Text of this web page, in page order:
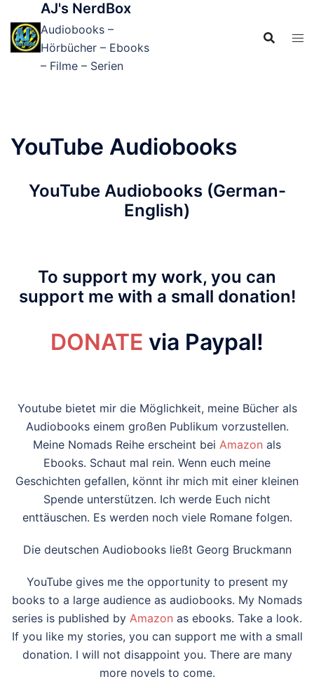
Inhalt
springen
AJ's NerdBox
Audiobooks –
Hörbücher – Ebooks
– Filme – Serien
YouTube Audiobooks
YouTube Audiobooks (German-
English)
To support my work, you can
support me with a small donation!
DONATE via Paypal!
Youtube bietet mir die Möglichkeit, meine Bücher als
Audiobooks einem großen Publikum vorzustellen.
Meine Nomads Reihe erscheint bei Amazon als
Ebooks. Schaut mal rein. Wenn euch meine
Geschichten gefallen, könnt ihr mich mit einer kleinen
Spende unterstützen. Ich werde Euch nicht
enttäuschen. Es werden noch viele Romane folgen.
Die deutschen Audiobooks ließt Georg Bruckmann
YouTube gives me the opportunity to present my
books to a large audience as audiobooks. My Nomads
series is published by Amazon as ebooks. Take a look.
If you like my stories, you can support me with a small
donation. I will not disappoint you. There are many
more novels to come.